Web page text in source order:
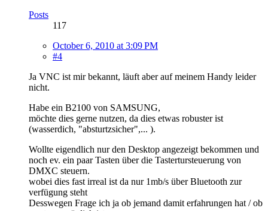
Posts
117
October 6, 2010 at 3:09 PM
#4
Ja VNC ist mir bekannt, läuft aber auf meinem Handy leider
nicht.
Habe ein B2100 von SAMSUNG,
möchte dies gerne nutzen, da dies etwas robuster ist
(wasserdich, "absturtzsicher",... ).
Wollte eigendlich nur den Desktop angezeigt bekommen und
noch ev. ein paar Tasten über die Tastertursteuerung von
DMXC steuern.
wobei dies fast irreal ist da nur 1mb/s über Bluetooth zur
verfügung steht
Desswegen Frage ich ja ob jemand damit erfahrungen hat / ob